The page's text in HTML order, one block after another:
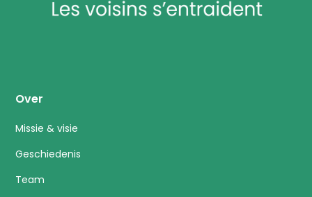
Over
Missie & visie
Geschiedenis
Team